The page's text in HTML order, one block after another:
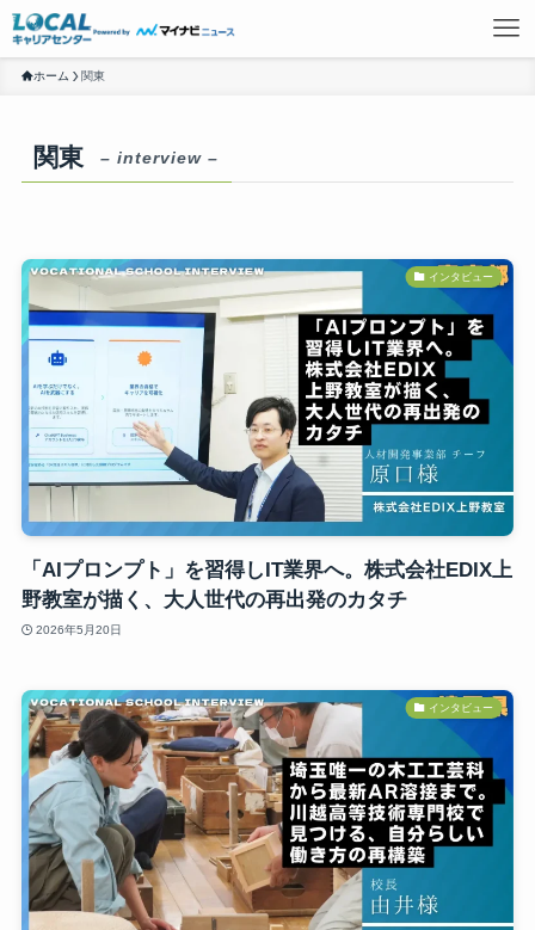
ホーム 関東
関東 – interview –
インタビュー
「AIプロンプト」を習得しIT業界へ。株式会社EDIX上
野教室が描く、大人世代の再出発のカタチ
2026年5月20日
インタビュー